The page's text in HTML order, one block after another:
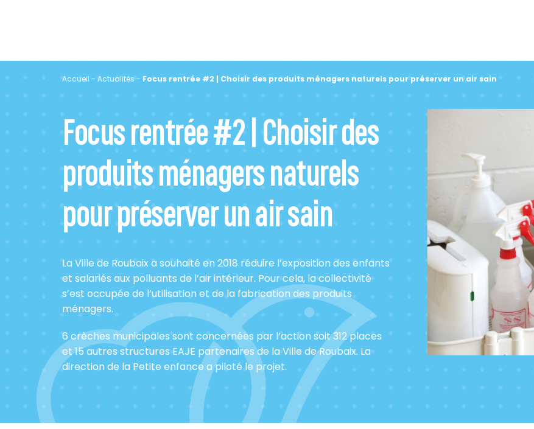
Accueil - Actualités- Focus rentrée #2 | Choisir des produits ménagers naturels pour préserver un air sain
Focus rentrée #2 | Choisir des
produits ménagers naturels
pour préserver un air sain
La Ville de Roubaix a souhaité en 2018 réduire l’exposition des enfants
et salariés aux polluants de l’air intérieur. Pour cela, la collectivité
s’est occupée de l’utilisation et de la fabrication des produits
ménagers.
6 crèches municipales sont concernées par l’action soit 312 places
et 15 autres structures EAJE partenaires de la Ville de Roubaix. La
direction de la Petite enfance a piloté le projet.